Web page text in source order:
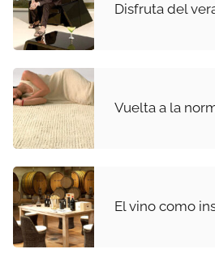
Disfruta del
Vuelta a la
El vino como